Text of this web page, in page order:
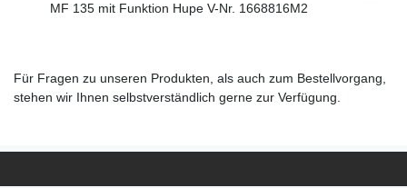
MF 135 mit Funktion Hupe V-Nr. 1668816M2
Für Fragen zu unseren Produkten, als auch zum Bestellvorgang,
stehen wir Ihnen selbstverständlich gerne zur Verfügung.